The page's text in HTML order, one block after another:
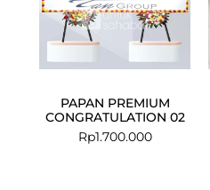
PAPAN PREMIUM
CONGRATULATION 02
Rp1.700.000